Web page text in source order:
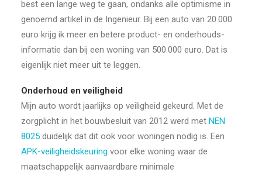
best een lange weg te gaan, ondanks alle optimisme in
genoemd artikel in de Ingenieur. Bij een auto van 20.000
euro krijg ik meer en betere product- en onderhouds-
informatie dan bij een woning van 500.000 euro. Dat is
eigenlijk niet meer uit te leggen.
Onderhoud en veiligheid
Mijn auto wordt jaarlijks op veiligheid gekeurd. Met de
zorgplicht in het bouwbesluit van 2012 werd met NEN
8025 duidelijk dat dit ook voor woningen nodig is. Een
APK-veiligheidskeuring voor elke woning waar de
maatschappelijk aanvaardbare minimale